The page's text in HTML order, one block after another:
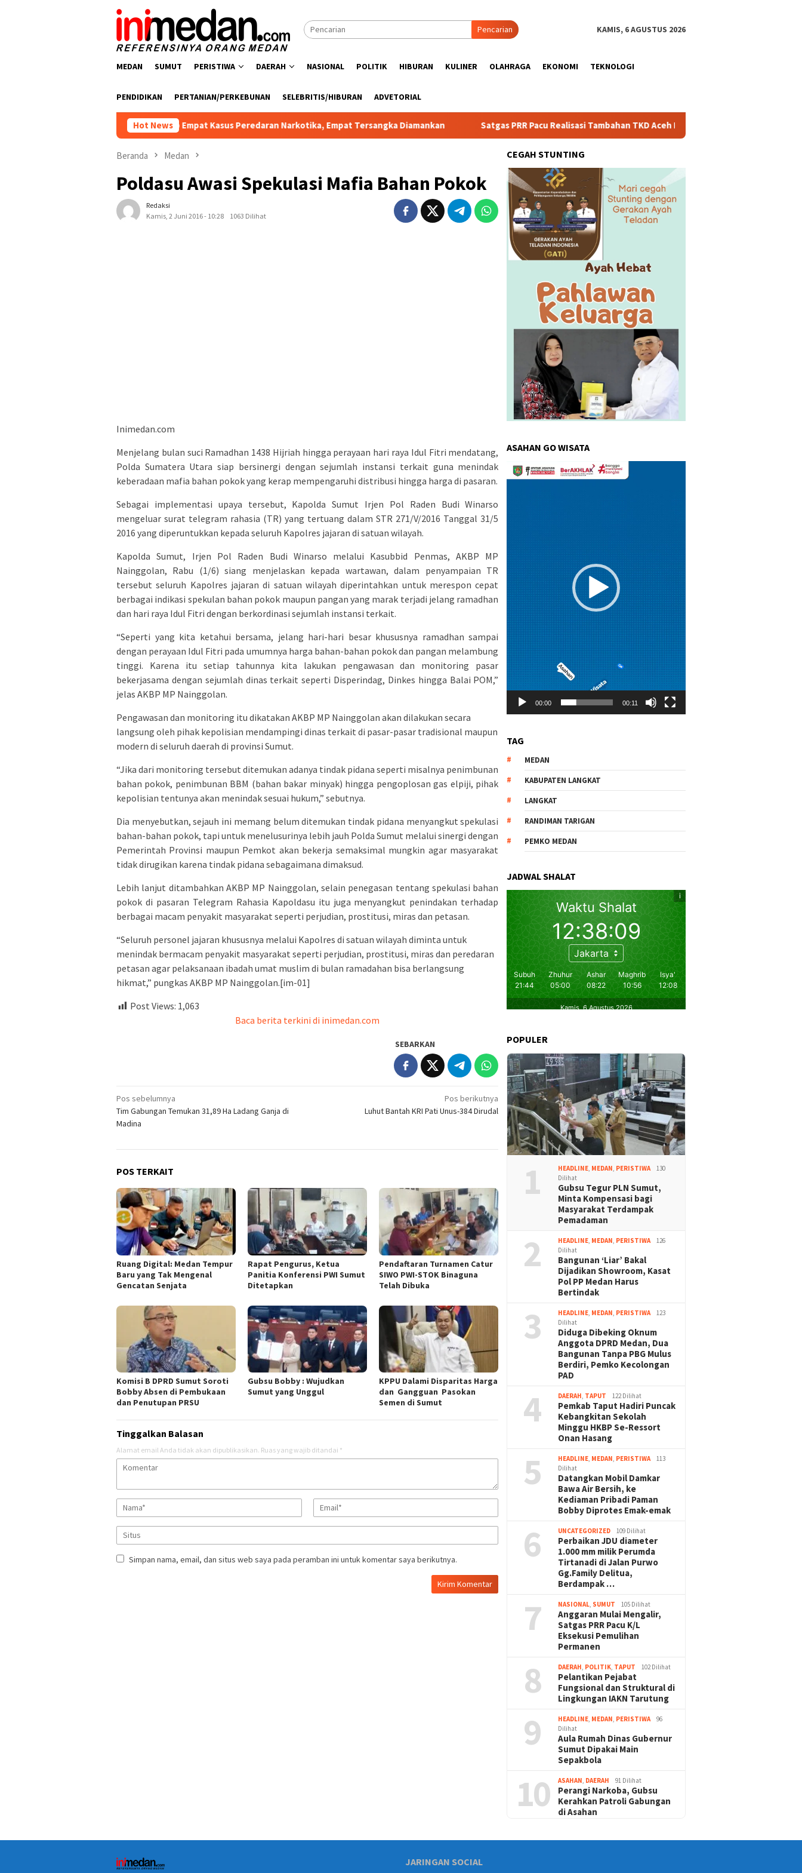
Pencarian KAMIS, 6 AGUSTUS 2026
MEDAN SUMUT PERISTIWA DAERAH NASIONAL POLITIK HIBURAN KULINER OLAHRAGA EKONOMI TEKNOLOGI
PENDIDIKAN PERTANIAN/PERKEBUNAN SELEBRITIS/HIBURAN ADVETORIAL
Hot News
Polres Batu Bara Ungkap Empat Kasus Peredaran Narkotika, Empat Tersangka Diamankan Satgas PRR Pacu Realisasi Tambahan TKD Aceh Rp1,65 Triliun, Pastikan Transparan dan
Beranda Medan
Poldasu Awasi Spekulasi Mafia Bahan Pokok
Redaksi
Kamis, 2 Juni 2016 - 10:28
1063 Dilihat
Inimedan.com
Menjelang bulan suci Ramadhan 1438 Hijriah hingga perayaan hari raya Idul Fitri mendatang,
Polda Sumatera Utara siap bersinergi dengan sejumlah instansi terkait guna menindak
keberadaan mafia bahan pokok yang kerap mempengaruhi distribusi hingga harga di pasaran.
Sebagai implementasi upaya tersebut, Kapolda Sumut Irjen Pol Raden Budi Winarso
mengeluar surat telegram rahasia (TR) yang tertuang dalam STR 271/V/2016 Tanggal 31/5
2016 yang diperuntukkan kepada seluruh Kapolres jajaran di satuan wilayah.
Kapolda Sumut, Irjen Pol Raden Budi Winarso melalui Kasubbid Penmas, AKBP MP
Nainggolan, Rabu (1/6) siang menjelaskan kepada wartawan, dalam penyampaian TR
tersebut seluruh Kapolres jajaran di satuan wilayah diperintahkan untuk merespon cepat
berbagai indikasi spekulan bahan pokok maupun pangan yang marak terjadi jelang ramadhan
dan hari raya Idul Fitri dengan berkordinasi sejumlah instansi terkait.
“Seperti yang kita ketahui bersama, jelang hari-hari besar khususnya ramadhan sampai
dengan perayaan Idul Fitri pada umumnya harga bahan-bahan pokok dan pangan melambung
tinggi. Karena itu setiap tahunnya kita lakukan pengawasan dan monitoring pasar
bekerjasama dengan sejumlah dinas terkait seperti Disperindag, Dinkes hingga Balai POM,”
jelas AKBP MP Nainggolan.
Pengawasan dan monitoring itu dikatakan AKBP MP Nainggolan akan dilakukan secara
langsung oleh pihak kepolisian mendampingi dinas terkait di pasar-pasar tradisional maupun
modern di seluruh daerah di provinsi Sumut.
“Jika dari monitoring tersebut ditemukan adanya tindak pidana seperti misalnya penimbunan
bahan pokok, penimbunan BBM (bahan bakar minyak) hingga pengoplosan gas elpiji, pihak
kepolisian tentunya akan menindak sesuai hukum,” sebutnya.
Dia menyebutkan, sejauh ini memang belum ditemukan tindak pidana menyangkut spekulasi
bahan-bahan pokok, tapi untuk menelusurinya lebih jauh Polda Sumut melalui sinergi dengan
Pemerintah Provinsi maupun Pemkot akan bekerja semaksimal mungkin agar masyarakat
tidak dirugikan karena tindak pidana sebagaimana dimaksud.
Lebih lanjut ditambahkan AKBP MP Nainggolan, selain penegasan tentang spekulasi bahan
pokok di pasaran Telegram Rahasia Kapoldasu itu juga menyangkut penindakan terhadap
berbagai macam penyakit masyarakat seperti perjudian, prostitusi, miras dan petasan.
“Seluruh personel jajaran khususnya melalui Kapolres di satuan wilayah diminta untuk
menindak bermacam penyakit masyarakat seperti perjudian, prostitusi, miras dan peredaran
petasan agar pelaksanaan ibadah umat muslim di bulan ramadahan bisa berlangsung
hikmat,” pungkas AKBP MP Nainggolan.[im-01]
Post Views: 1,063
Baca berita terkini di inimedan.com
SEBARKAN
Navigasi
pos
Pos sebelumnya
Tim Gabungan Temukan 31,89 Ha Ladang Ganja di
Madina
Pos berikutnya
Luhut Bantah KRI Pati Unus-384 Dirudal
POS TERKAIT
Ruang Digital: Medan Tempur
Baru yang Tak Mengenal
Gencatan Senjata
Rapat Pengurus, Ketua
Panitia Konferensi PWI Sumut
Ditetapkan
Pendaftaran Turnamen Catur
SIWO PWI-STOK Binaguna
Telah Dibuka
Komisi B DPRD Sumut Soroti
Bobby Absen di Pembukaan
dan Penutupan PRSU
Gubsu Bobby : Wujudkan
Sumut yang Unggul
KPPU Dalami Disparitas Harga
dan Gangguan Pasokan
Semen di Sumut
Tinggalkan Balasan
Alamat email Anda tidak akan dipublikasikan. Ruas yang wajib ditandai *
Simpan nama, email, dan situs web saya pada peramban ini untuk komentar saya berikutnya.
CEGAH STUNTING
ASAHAN GO WISATA
Pemutar
Video
00:00 00:11
TAG
MEDAN
KABUPATEN LANGKAT
LANGKAT
RANDIMAN TARIGAN
PEMKO MEDAN
JADWAL SHALAT
POPULER
1 HEADLINE, MEDAN, PERISTIWA
130
Dilihat
Gubsu Tegur PLN Sumut,
Minta Kompensasi bagi
Masyarakat Terdampak
Pemadaman
2 HEADLINE, MEDAN, PERISTIWA
126
Dilihat
Bangunan ‘Liar’ Bakal
Dijadikan Showroom, Kasat
Pol PP Medan Harus
Bertindak
3 HEADLINE, MEDAN, PERISTIWA
123
Dilihat
Diduga Dibeking Oknum
Anggota DPRD Medan, Dua
Bangunan Tanpa PBG Mulus
Berdiri, Pemko Kecolongan
PAD
4 DAERAH, TAPUT 122 Dilihat
Pemkab Taput Hadiri Puncak
Kebangkitan Sekolah
Minggu HKBP Se-Ressort
Onan Hasang
5 HEADLINE, MEDAN, PERISTIWA
113
Dilihat
Datangkan Mobil Damkar
Bawa Air Bersih, ke
Kediaman Pribadi Paman
Bobby Diprotes Emak-emak
6 UNCATEGORIZED 109 Dilihat
Perbaikan JDU diameter
1.000 mm milik Perumda
Tirtanadi di Jalan Purwo
Gg.Family Delitua,
Berdampak …
7 NASIONAL, SUMUT 105 Dilihat
Anggaran Mulai Mengalir,
Satgas PRR Pacu K/L
Eksekusi Pemulihan
Permanen
8 DAERAH, POLITIK, TAPUT 102 Dilihat
Pelantikan Pejabat
Fungsional dan Struktural di
Lingkungan IAKN Tarutung
9 HEADLINE, MEDAN, PERISTIWA
96
Dilihat
Aula Rumah Dinas Gubernur
Sumut Dipakai Main
Sepakbola
10 ASAHAN, DAERAH 91 Dilihat
Perangi Narkoba, Gubsu
Kerahkan Patroli Gabungan
di Asahan
JARINGAN SOCIAL